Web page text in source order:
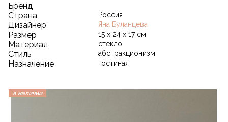
Бренд
Страна
Россия
Дизайнер Яна Буланцева
Размер 15 х 24 х 17 см
Материал стекло
Стиль абстракционизм
Назначение гостиная
в наличии